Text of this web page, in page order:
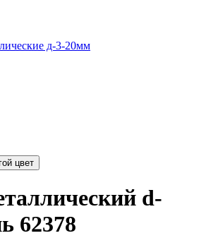
д-3-20мм
Выбрать другой цвет
d-
62378